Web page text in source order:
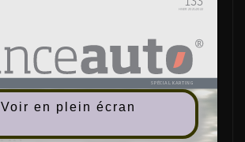
Voir en plein écran